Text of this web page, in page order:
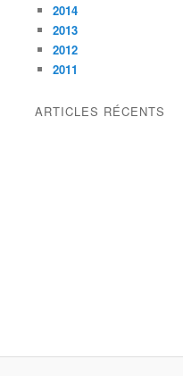
2014
2013
2012
2011
ARTICLES RÉCENTS